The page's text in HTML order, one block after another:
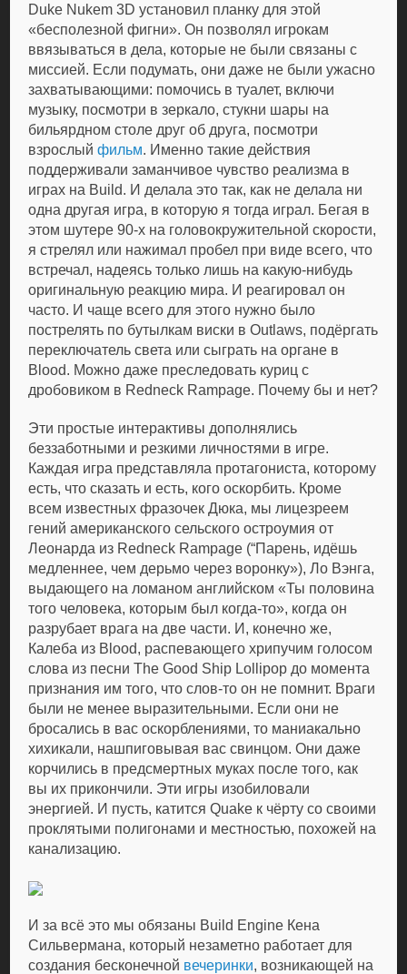
Duke Nukem 3D установил планку для этой
«бесполезной фигни». Он позволял игрокам
ввязываться в дела, которые не были связаны с
миссией. Если подумать, они даже не были ужасно
захватывающими: помочись в туалет, включи
музыку, посмотри в зеркало, стукни шары на
бильярдном столе друг об друга, посмотри
взрослыйфильм. Именно такие действия
поддерживали заманчивое чувство реализма в
играх на Build. И делала это так, как не делала ни
одна другая игра, в которую я тогда играл. Бегая в
этом шутере 90-х на головокружительной скорости,
я стрелял или нажимал пробел при виде всего, что
встречал, надеясь только лишь на какую-нибудь
оригинальную реакцию мира. И реагировал он
часто. И чаще всего для этого нужно было
пострелять по бутылкам виски в Outlaws, подёргать
переключатель света или сыграть на органе в
Blood. Можно даже преследовать куриц с
дробовиком в Redneck Rampage. Почему бы и нет?
Эти простые интерактивы дополнялись
беззаботными и резкими личностями в игре.
Каждая игра представляла протагониста, которому
есть, что сказать и есть, кого оскорбить. Кроме
всем известных фразочек Дюка, мы лицезреем
гений американского сельского остроумия от
Леонарда из Redneck Rampage (“Парень, идёшь
медленнее, чем дерьмо через воронку»), Ло Вэнга,
выдающего на ломаном английском «Ты половина
того человека, которым был когда-то», когда он
разрубает врага на две части. И, конечно же,
Калеба из Blood, распевающего хрипучим голосом
слова из песни The Good Ship Lollipop до момента
признания им того, что слов-то он не помнит. Враги
были не менее выразительными. Если они не
бросались в вас оскорблениями, то маниакально
хихикали, нашпиговывая вас свинцом. Они даже
корчились в предсмертных муках после того, как
вы их прикончили. Эти игры изобиловали
энергией. И пусть, катится Quake к чёрту со своими
проклятыми полигонами и местностью, похожей на
канализацию.
И за всё это мы обязаны Build Engine Кена
Сильвермана, который незаметно работает для
создания бесконечной вечеринки, возникающей на